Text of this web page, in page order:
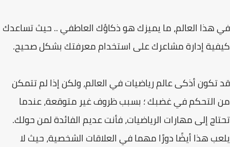
في ھذا العالم، ما یمیزك ھو ذكاؤك العاطفي .. حیث تساعدك
كیفیة إدارة مشاعرك على استخدام معرفتك بشكل صحیح.
قد تكون أذكى عالم ریاضیات في العالم، ولكن إذا لم تتمكن
من التحكم في غضبك ؛ بسبب ظروف غیر متوقعة، عندما
تحتاج إلى مھارات الریاضیات، فأنت عدیم الفائدة لمن حولك.
یلعب ھذا أیضًا دورًا مھما في العلاقات الشخصیة، حیث لا